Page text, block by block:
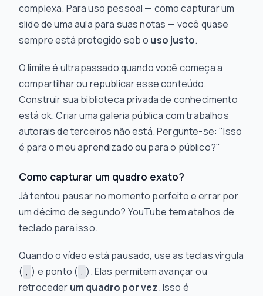
complexa. Para uso pessoal — como capturar um
slide de uma aula para suas notas — você quase
sempre está protegido sob o uso justo.
O limite é ultrapassado quando você começa a
compartilhar ou republicar esse conteúdo.
Construir sua biblioteca privada de conhecimento
está ok. Criar uma galeria pública com trabalhos
autorais de terceiros não está. Pergunte-se: "Isso
é para o meu aprendizado ou para o público?"
Como capturar um quadro exato?
Já tentou pausar no momento perfeitoe errar por
um décimo de segundo? YouTube tem atalhos de
teclado para isso.
Quando o vídeo está pausado, use as teclas vírgula
( , ) e ponto ( . ). Elas permitem avançar ou
retroceder um quadro por vez. Isso é